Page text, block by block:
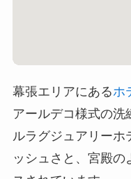
幕張エリアにあるホ
アールデコ様式の洗
ルラグジュアリーホ
ッシュさと、宮殿の